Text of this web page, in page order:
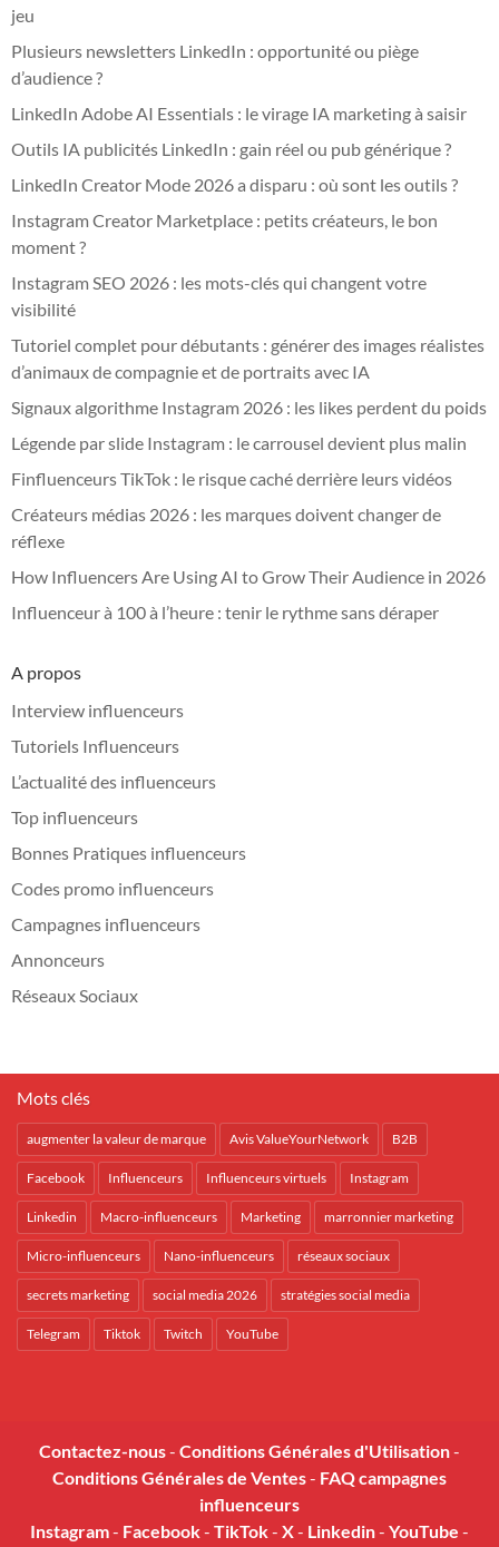
jeu
Plusieurs newsletters LinkedIn : opportunité ou piège
d’audience ?
LinkedIn Adobe AI Essentials : le virage IA marketing à saisir
Outils IA publicités LinkedIn : gain réel ou pub générique ?
LinkedIn Creator Mode 2026 a disparu : où sont les outils ?
Instagram Creator Marketplace : petits créateurs, le bon
moment ?
Instagram SEO 2026 : les mots-clés qui changent votre
visibilité
Tutoriel complet pour débutants : générer des images réalistes
d’animaux de compagnie et de portraits avec IA
Signaux algorithme Instagram 2026 : les likes perdent du poids
Légende par slide Instagram : le carrousel devient plus malin
Finfluenceurs TikTok : le risque caché derrière leurs vidéos
Créateurs médias 2026 : les marques doivent changer de
réflexe
How Influencers Are Using AI to Grow Their Audience in 2026
Influenceur à 100 à l’heure : tenir le rythme sans déraper
A propos
Interview influenceurs
Tutoriels Influenceurs
L’actualité des influenceurs
Top influenceurs
Bonnes Pratiques influenceurs
Codes promo influenceurs
Campagnes influenceurs
Annonceurs
Réseaux Sociaux
Mots clés
augmenter la valeur de marque Avis ValueYourNetwork B2B
Facebook Influenceurs Influenceurs virtuels Instagram
Linkedin Macro-influenceurs Marketing marronnier marketing
Micro-influenceurs Nano-influenceurs réseaux sociaux
secrets marketing social media 2026 stratégies social media
Telegram Tiktok Twitch YouTube
Contactez-nous- Conditions Générales d'Utilisation-
Conditions Générales de Ventes- FAQ campagnes
influenceurs
Instagram- Facebook- TikTok- X- Linkedin- YouTube -